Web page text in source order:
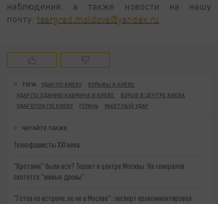
наблюдения, а также новости на нашу
почту: tsargrad.moldova@yandex.ru
ТЕГИ: УДАР ПО КИЕВУ
ВЗРЫВЫ В КИЕВЕ
УДАР ПО ЗДАНИЮ КАБМИНА В КИЕВЕ
ВЗРЫВ В ЦЕНТРЕ КИЕВА
УДАР БПЛА ПО КИЕВУ
ГЕРАНЬ РАКЕТНЫЙ УДАР
ЧИТАЙТЕ ТАКЖЕ:
Технофашисты XXI века
"Кротами" были все? Теракт в центре Москвы: На генералов
охотятся "живые дроны"
"Готов ко встрече, но не в Москве": эксперт прокомментировал